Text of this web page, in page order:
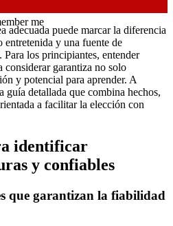
me
adecuada puede marcar la diferencia
entretenida y una fuente de
los principiantes, entender
considerar garantiza no solo
y potencial para aprender. A
guía detallada que combina hechos,
a facilitar la elección con
identificar
y confiables
que garantizan la fiabilidad